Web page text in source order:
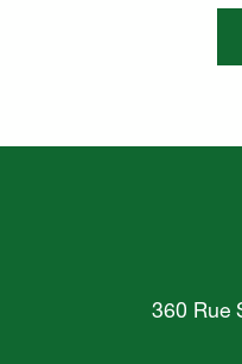
360 Rue